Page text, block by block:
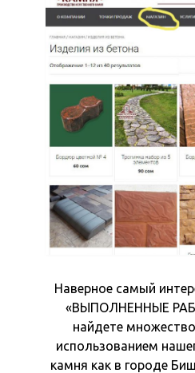
Наверное самый
«ВЫПОЛНЕННЫЕ
найдете
использованием
камня как в городе